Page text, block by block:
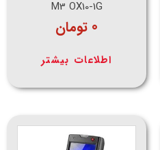
M3 OX10-1G
0 تومان
اطلاعات بیشتر